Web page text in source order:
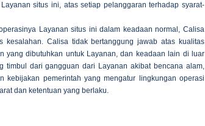
situs ini, atas setiap pelanggaran terhadap syarat-
Layanan situs ini dalam keadaan normal, Calisa
Calisa tidak bertanggung jawab atas kualitas
yang dibutuhkan untuk Layanan, dan keadaan lain di luar
timbul dari gangguan dari Layanan akibat bencana alam,
kebijakan pemerintah yang mengatur lingkungan operasi
dan ketentuan yang berlaku.